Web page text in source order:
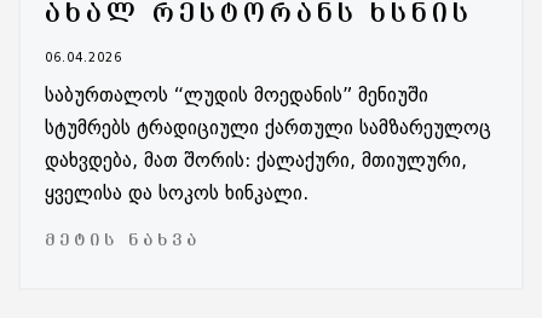
ᲐᲮᲐᲚ ᲠᲔᲡᲢᲝᲠᲐᲜᲡ ᲮᲡᲜᲘᲡ
06.04.2026
საბურთალოს “ლუდის მოედანის” მენიუში
სტუმრებს ტრადიციული ქართული სამზარეულოც
დახვდება, მათ შორის: ქალაქური, მთიულური,
ყველისა და სოკოს ხინკალი.
ᲛᲔᲢᲘᲡ ᲜᲐᲮᲕᲐ